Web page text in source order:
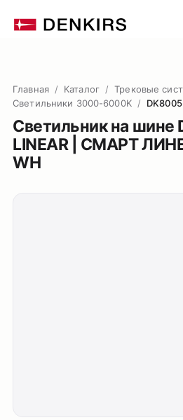
Главная / Каталог / Трековые
Светильники 3000-6000K /
Светильник на шине
LINEAR | СМАРТ
WH